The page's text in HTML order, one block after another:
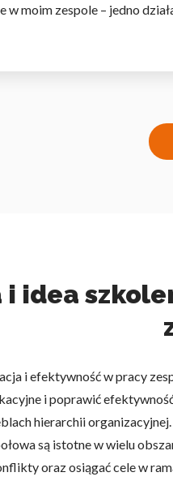
w moim zespole – jedno
idea
i efektywność w pracy
i poprawić
hierarchii
są istotne w wielu
oraz osiągać cele w